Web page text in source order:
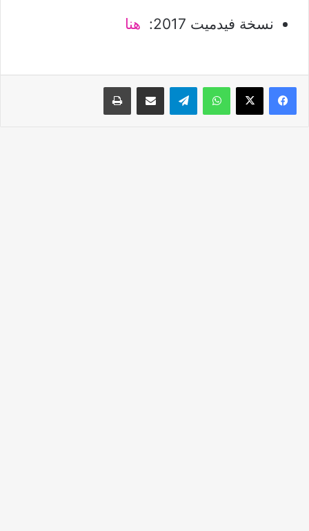
نسخة فيدميت 2017: هنا
واتساب تيلقرام مشاركة عبر البريد طباعة